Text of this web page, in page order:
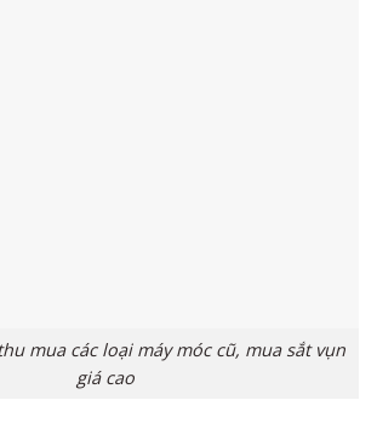
mua các loại máy móc cũ, mua sắt vụn
giá cao